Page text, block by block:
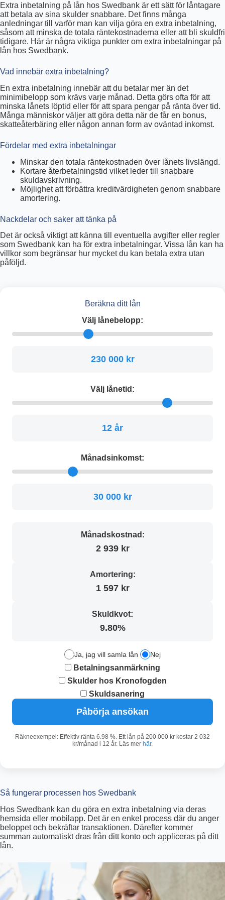
Extra inbetalning på lån hos Swedbank är ett sätt för låntagare
att betala av sina skulder snabbare. Det finns många
anledningar till varför man kan vilja göra en extra inbetalning,
såsom att minska de totala räntekostnaderna eller att bli skuldfri
tidigare. Här är några viktiga punkter om extra inbetalningar på
lån hos Swedbank.
Vad innebär extra inbetalning?
En extra inbetalning innebär att du betalar mer än det
minimibelopp som krävs varje månad. Detta görs ofta för att
minska lånets löptid eller för att spara pengar på ränta över tid.
Många människor väljer att göra detta när de får en bonus,
skatteåterbäring eller någon annan form av oväntad inkomst.
Fördelar med extra inbetalningar
Minskar den totala räntekostnaden över lånets livslängd.
Kortare återbetalningstid vilket leder till snabbare
skuldavskrivning.
Möjlighet att förbättra kreditvärdigheten genom snabbare
amortering.
Nackdelar och saker att tänka på
Det är också viktigt att känna till eventuella avgifter eller regler
som Swedbank kan ha för extra inbetalningar. Vissa lån kan ha
villkor som begränsar hur mycket du kan betala extra utan
påföljd.
Beräkna ditt lån
Välj lånebelopp:
230 000 kr
Välj lånetid:
12 år
Månadsinkomst:
30 000 kr
Månadskostnad:
2 939 kr
Amortering:
1 597 kr
Skuldkvot:
9.80%
Ja, jag vill samla lån Nej
Betalningsanmärkning
Skulder hos Kronofogden
Skuldsanering
Påbörja ansökan
Räkneexempel: Effektiv ränta 6.98 %. Ett lån på 200 000 kr kostar 2 032
kr/månad i 12 år. Läs mer här.
Så fungerar processen hos Swedbank
Hos Swedbank kan du göra en extra inbetalning via deras
hemsida eller mobilapp. Det är en enkel process där du anger
beloppet och bekräftar transaktionen. Därefter kommer
summan automatiskt dras från ditt konto och appliceras på ditt
lån.